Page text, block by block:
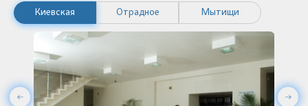
Киевская Отрадное Мытищи